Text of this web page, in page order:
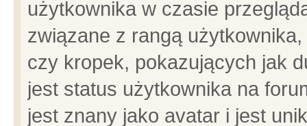
użytkownika w czasie
związane z rangą
czy kropek, pokazujących jak
jest status użytkownika na
jest znany jako avatar i jest